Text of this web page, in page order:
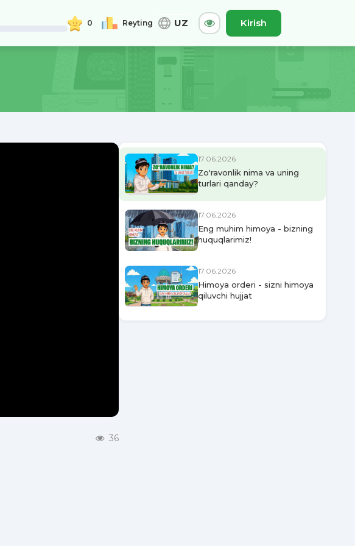
0 Reyting UZ
A- Asl A+
Kirish
36
17.06.2026
Zo'ravonlik nima va uning
turlari qanday?
17.06.2026
Eng muhim himoya - bizning
huquqlarimiz!
17.06.2026
Himoya orderi - sizni himoya
qiluvchi hujjat